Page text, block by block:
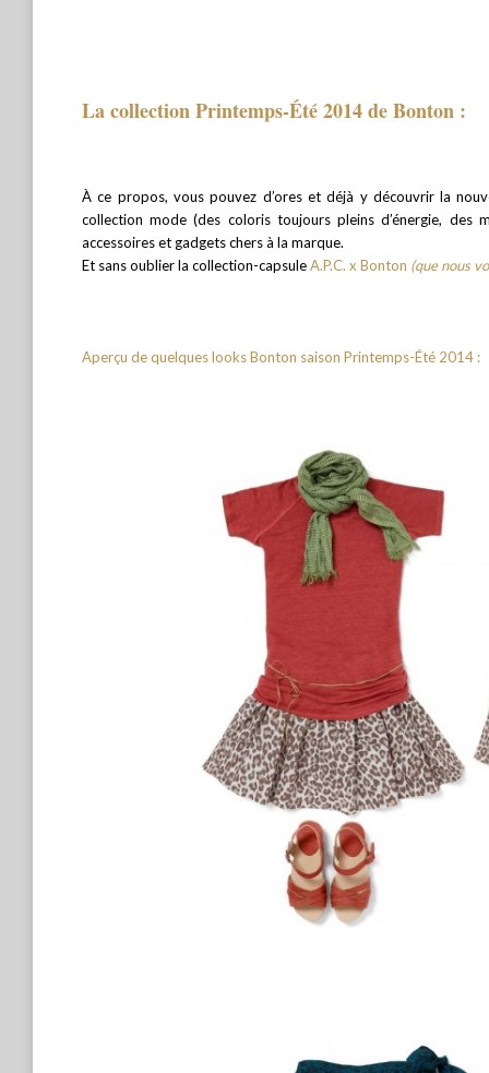
La collection Printemps-Été 2014 de Bonton :
À ce propos, vous pouvez d’ores et déjà y découvrir la
collection mode (des coloris toujours pleins d’énergie, des
accessoires et gadgets chers à la marque.
Et sans oublier la collection-capsuleA.P.C. x Bonton (que nous
Aperçu de quelques looks Bonton saison Printemps-Été 2014 :